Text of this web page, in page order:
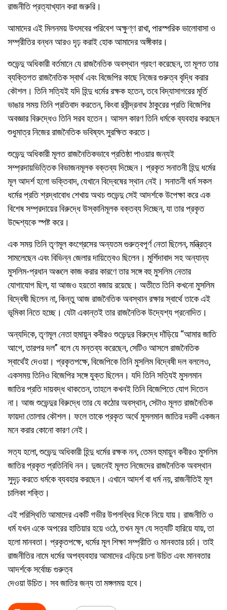
রাজনীতি প্রত্যাখ্যান করা জরুরি।
আমাদের এই মিলনময় উৎসবের পরিবেশ অক্ষুণ্ণ রাখা, পারস্পরিক ভালোবাসা ও
সম্প্রীতির বন্ধন আরও দৃঢ় করাই হোক আমাদের অঙ্গীকার।
শুভেন্দু অধিকারী বর্তমানে যে রাজনৈতিক অবস্থান গ্রহণ করেছেন, তা মূলত তার
ব্যক্তিগত রাজনৈতিক স্বার্থ এবং বিজেপির কাছে নিজের গুরুত্ব বৃদ্ধি করার
কৌশল। তিনি সত্যিই যদি হিন্দু ধর্মের রক্ষক হতেন, তবে বিদ্যাসাগরের মূর্তি
ভাঙার সময় তিনি প্রতিবাদ করতেন, কিংবা রবীন্দ্রনাথ ঠাকুরের প্রতি বিজেপির
অবজ্ঞার বিরুদ্ধেও তিনি সরব হতেন। আসল কারণ তিনি ধর্মকে ব্যবহার করছেন
শুধুমাত্র নিজের রাজনৈতিক ভবিষ্যৎ সুরক্ষিত করতে।
শুভেন্দু অধিকারী মূলত রাজনৈতিকভাবে প্রতিষ্ঠা পাওয়ার জন্যই
সম্প্রদায়ভিত্তিক বিভাজনমূলক বক্তব্য দিচ্ছেন। প্রকৃত সনাতনী হিন্দু ধর্মের
মূল আদর্শ হলো ভক্তিবাদ, যেখানে বিদ্বেষের স্থান নেই। সনাতনী ধর্ম সকল
ধর্মের প্রতি শ্রদ্ধাবোধ শেখায় অথচ শুভেন্দু সেই আদর্শকে উপেক্ষা করে এক
বিশেষ সম্প্রদায়ের বিরুদ্ধে উস্কানিমূলক বক্তব্য দিচ্ছেন, যা তার প্রকৃত
উদ্দেশ্যকে স্পষ্ট করে।
এক সময় তিনি তৃণমূল কংগ্রেসের অন্যতম গুরুত্বপূর্ণ নেতা ছিলেন, মন্ত্রিত্ব
সামলেছেন এবং বিভিন্ন জেলার দায়িত্বেও ছিলেন। মুর্শিদাবাদ সহ অন্যান্য
মুসলিম-প্রধান অঞ্চলে কাজ করার কারণে তার সঙ্গে বহু মুসলিম নেতার
যোগাযোগ ছিল, যা আজও হয়তো বজায় রয়েছে। অতীতে তিনি কখনো মুসলিম
বিদ্বেষী ছিলেন না, কিন্তু আজ রাজনৈতিক অবস্থান রক্ষার স্বার্থে তাকে এই
ভূমিকা নিতে হচ্ছে। যেটা একান্তই তার রাজনৈতিক উদ্যেশ্য প্রনোদিত।
অন্যদিকে, তৃণমূল নেতা হুমায়ুন কবীরও শুভেন্দুর বিরুদ্ধে দাঁড়িয়ে “আমার জাতি
আগে, তারপর দল” বলে যে মন্তব্য করেছেন, সেটিও আসলে রাজনৈতিক
স্বার্থেই দেওয়া। প্রকৃতপক্ষে, বিজেপিকে তিনি মুসলিম বিদ্বেষী দল বললেও,
একসময় তিনিও বিজেপির সঙ্গে যুক্ত ছিলেন। যদি তিনি সত্যিই মুসলমান
জাতির প্রতি দায়বদ্ধ থাকতেন, তাহলে কখনই তিনি বিজেপিতে যোগ দিতেন
না। আজ শুভেন্দুর বিরুদ্ধে তার যে কঠোর অবস্থান, সেটাও মূলত রাজনৈতিক
ফায়দা তোলার কৌশল। ফলে তাকে প্রকৃত অর্থে মুসলমান জাতির দরদী একজন
মনে করার কোনো কারণ নেই।
সত্য হলো, শুভেন্দু অধিকারী হিন্দু ধর্মের রক্ষক নন, তেমন হুমায়ুন কবীরও মুসলিম
জাতির প্রকৃত প্রতিনিধি নন। দুজনেই মূলত নিজেদের রাজনৈতিক অবস্থান
সুদৃঢ় করতে ধর্মকে ব্যবহার করছেন। এখানে আদর্শ বা ধর্ম নয়, রাজনীতিই মূল
চালিকা শক্তি।
এই পরিস্থিতি আমাদের একটি গভীর উপলব্ধির দিকে নিয়ে যায়। রাজনীতি ও
ধর্ম যখন একে অপরের হাতিয়ার হয়ে ওঠে, তখন মূল যে সত্যটি হারিয়ে যায়, তা
হলো মানবতা। প্রকৃতপক্ষে, ধর্মের মূল শিক্ষা সম্প্রীতি ও মানবতার চর্চা। তাই
রাজনীতির নামে ধর্মের অপব্যবহার আমাদের এড়িয়ে চলা উচিত এবং মানবতার
আদর্শকে সর্বোচ্চ গুরুত্ব
দেওয়া উচিত। সব জাতির জন্য তা মঙ্গলময় হবে।